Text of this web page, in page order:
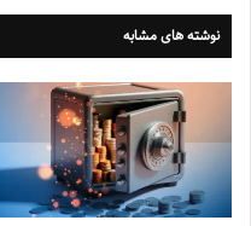
نوشته های مشابه